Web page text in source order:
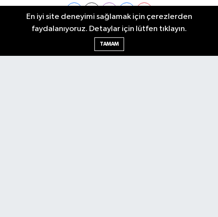
Ankara Nöbetçi Eczaneler
En iyi site deneyimi sağlamak için çerezlerden
faydalanıyoruz. Detaylar için lütfen tıklayın.
TAMAM